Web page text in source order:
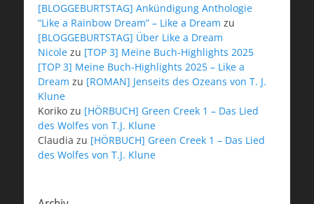
[BLOGGEBURTSTAG] Ankündigung Anthologie
“Like a Rainbow Dream” – Like a Dream zu
[BLOGGEBURTSTAG] Über Like a Dream
Nicole zu [TOP 3] Meine Buch-Highlights 2025
[TOP 3] Meine Buch-Highlights 2025 – Like a
Dream zu [ROMAN] Jenseits des Ozeans von T. J.
Klune
Koriko zu [HÖRBUCH] Green Creek 1 – Das Lied
des Wolfes von T.J. Klune
Claudia zu [HÖRBUCH] Green Creek 1 – Das Lied
des Wolfes von T.J. Klune